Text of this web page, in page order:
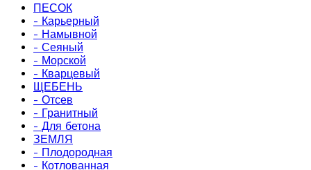
ПЕСОК
- Карьерный
- Намывной
- Сеяный
- Морской
- Кварцевый
ЩЕБЕНЬ
- Отсев
- Гранитный
- Для бетона
ЗЕМЛЯ
- Плодородная
- Котлованная